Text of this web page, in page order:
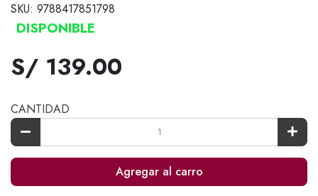
SKU: 9788417851798
DISPONIBLE
S/ 139.00
CANTIDAD
Agregar al carro